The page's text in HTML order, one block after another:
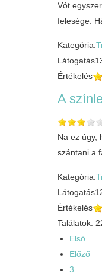
Vót
felesége.
Kategória:
Látogatás
Értékelés
A
Na ez úgy,
szántani a
Kategória:
Látogatás
Értékelés
Találatok:
Első
Előző
3